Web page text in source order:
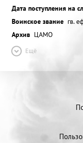
Дата поступления на
Воинское звание гв.
Архив ЦАМО
Ещё